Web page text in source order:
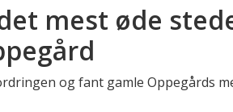
mest øde
og fant gamle Oppegårds